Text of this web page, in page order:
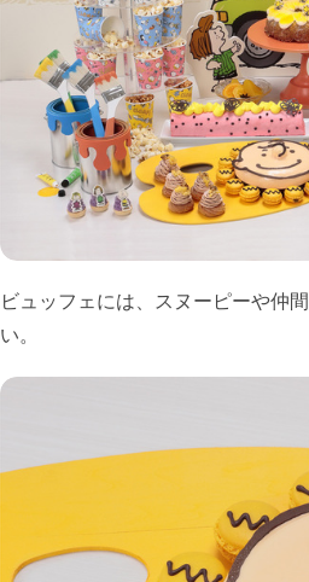
ビュッフェには、スヌーピーや仲
い。